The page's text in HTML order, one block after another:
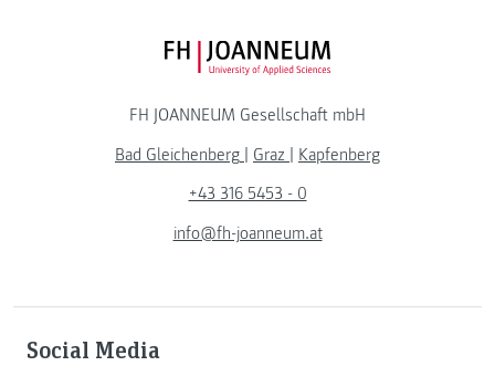
FH JOANNEUM Logo
FH JOANNEUM Gesellschaft mbH
Bad Gleichenberg | Graz | Kapfenberg
+43 316 5453 - 0
info@fh-joanneum.at
Social Media